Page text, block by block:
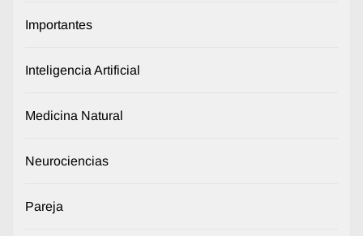
Importantes
Inteligencia Artificial
Medicina Natural
Neurociencias
Pareja